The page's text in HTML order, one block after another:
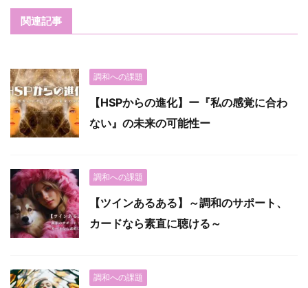
関連記事
調和への課題
【HSPからの進化】ー『私の感覚に合わ
ない』の未来の可能性ー
調和への課題
【ツインあるある】～調和のサポート、
カードなら素直に聴ける～
調和への課題